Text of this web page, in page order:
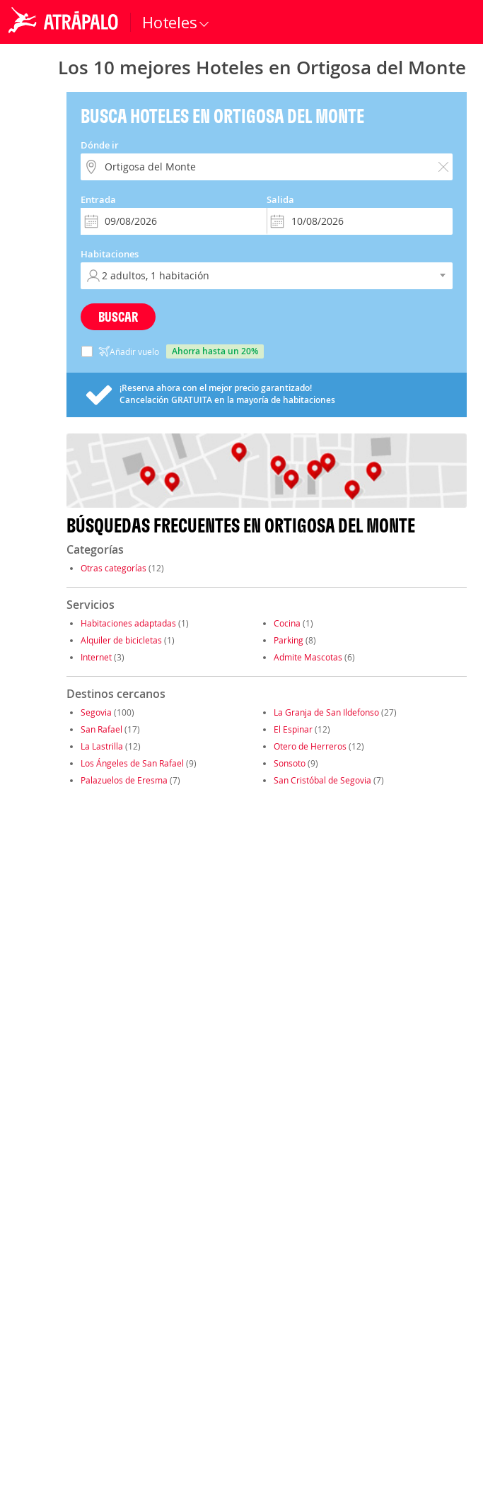
Hoteles
Los 10 mejores Hoteles en Ortigosa del Monte
BUSCA HOTELES EN ORTIGOSA DEL MONTE
Dónde ir
Entrada Salida
Habitaciones
BUSCAR
Añadir vuelo ahorra hasta un 20%
¡Reserva ahora con el mejor precio garantizado!
Cancelación GRATUITAen la mayoría de habitaciones
BÚSQUEDAS FRECUENTES EN ORTIGOSA DEL MONTE
Categorías
Otras categorías (12)
Servicios
Habitaciones adaptadas (1) Cocina (1)
Alquiler de bicicletas (1) Parking(8)
Internet(3) Admite Mascotas (6)
Destinos cercanos
Segovia (100) La Granja de San Ildefonso(27)
San Rafael (17) El Espinar(12)
La Lastrilla (12) Otero de Herreros (12)
Los Ángeles de San Rafael (9) Sonsoto(9)
Palazuelos de Eresma (7) San Cristóbal de Segovia (7)